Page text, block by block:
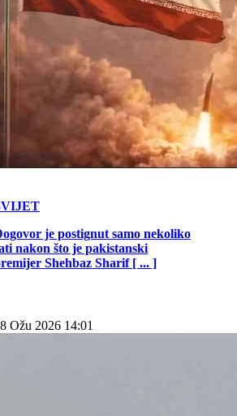
je postignut samo nekoliko
nakon što je pakistanski
Shehbaz Sharif [ ... ]
Ožu 2026 14:01